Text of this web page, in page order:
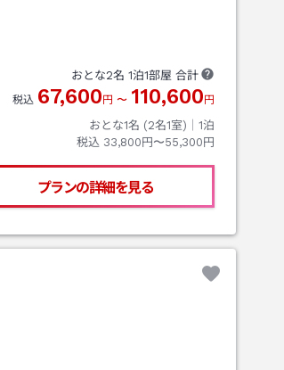
おとな2名 1泊1部屋 合計
税込 67,600 円 〜 110,600 円
おとな1名 (2名1室)｜ 1泊
税込 33,800円〜55,300円
プランの詳細を見る